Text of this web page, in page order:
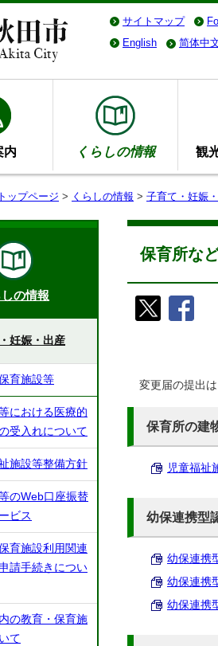
サイトマップ
English
简体中
内 くらしの情報 観
トップページ > くらしの情報 > 子育て・妊娠
保育所な
変更届の提出
保育所の建
児童福祉
幼保連携型
幼保連携
幼保連携
幼保連携
しの情報
妊娠・出産
育施設等
における医療的
受入れについて
施設等整備方針
のWeb口座振替
ビス
育施設利用関連
請手続きについ
の教育・保育施
て